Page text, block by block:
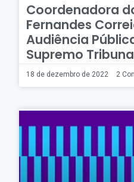
Coordenadora
Fernandes
Audiência
Supremo
18 de dezembro de 2022 2